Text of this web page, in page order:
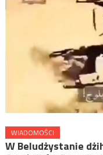
WIADOMOŚCI
W Beludżystanie